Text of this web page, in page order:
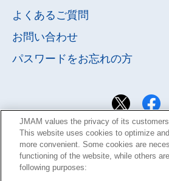
よくあるご質問
お問い合わせ
パスワードをお忘れの方
JMAM values the privacy of its
This website uses cookies to optimize
more convenient. Some cookies are
functioning of the website, while others
following purposes: